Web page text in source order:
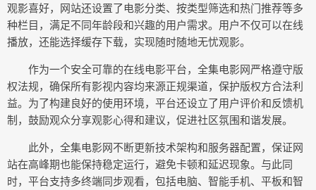
观影喜好，网站还设置了电影分类、按类型筛选和热门推荐等多
种栏目，满足不同年龄段和兴趣的用户需求。用户不仅可以在线
播放，还能选择缓存下载，实现随时随地无忧观影。
作为一个安全可靠的在线电影平台，全集电影网严格遵守版
权法规，确保所有影视内容均来源正规渠道，保护版权方合法利
益。为了构建良好的使用环境，平台还设立了用户评价和反馈机
制，鼓励观众分享观影心得和建议，促进社区氛围和谐发展。
此外，全集电影网不断更新技术架构和服务器配置，保证网
站在高峰期也能保持稳定运行，避免卡顿和延迟现象。与此同
时，平台支持多终端同步观看，包括电脑、智能手机、平板和智